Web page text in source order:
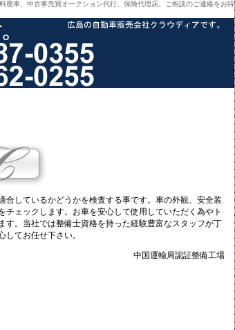
車、中古車売買オークション代行、保険代理店。ご相談のご連絡をお待
合しているかどうかを検査する事です。車の外観、安全装
チェックします。お車を安心して使用していただく為やト
す。当社では整備士資格を持った経験豊富なスタッフが丁
てお任せ下さい。
中国運輸局認証整備工場